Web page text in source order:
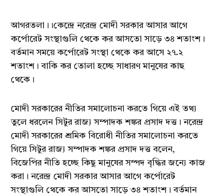
আগরতলা।।কেন্দ্রে নরেন্দ্র মোদী সরকার আসার আগে
কর্পোরেট সংস্থাগুলি থেকে কর আসতো সাড়ে ৩৪ শতাংশ।
বর্তমান সময়ে কর্পোরেট সংস্থা থেকে কর আসে ২৭.২
শতাংশ। বাকি কর তোলা হচ্ছে সাধারণ মানুষের কাছ
থেকে।
মোদী সরকারের নীতির সমালোচনা করতে গিয়ে এই তথ্য
তুলে ধরলেন সিটুর রাজ্য সম্পাদক শঙ্কর প্রসাদ দত্ত। নরেন্দ্র
মোদী সরকারের শ্রমিক বিরোধী নীতির সমালোচনা করতে
গিয়ে সিটুর রাজ্য সম্পাদক শঙ্কর প্রসাদ দত্ত বলেন,
বিজেপির নীতি হচ্ছে কিছু মানুষের সম্পদ বৃদ্ধির জন্যে কাজ
করা। নরেন্দ্র মোদী সরকার আসার আগে কর্পোরেট
সংস্থাগুলি থেকে কর আসতো সাড়ে ৩৪ শতাংশ। বর্তমান